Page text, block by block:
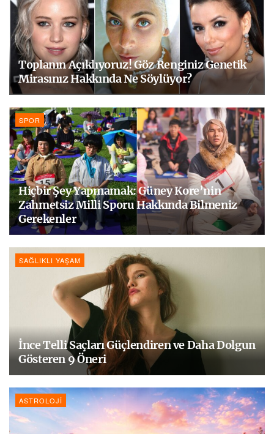
Toplanın Açıklıyoruz! Göz Renginiz Genetik
Mirasınız Hakkında Ne Söylüyor?
SPOR
Hiçbir Şey Yapmamak: Güney Kore’nin
Zahmetsiz Milli Sporu Hakkında Bilmeniz
Gerekenler
SAĞLIKLI YAŞAM
İnce Telli Saçları Güçlendiren ve Daha Dolgun
Gösteren 9 Öneri
ASTROLOJI